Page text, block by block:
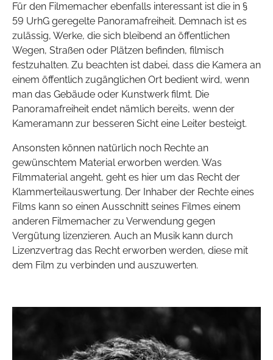
Für den Filmemacher ebenfalls interessant ist die in §
59 UrhG geregelte Panoramafreiheit. Demnach ist es
zulässig, Werke, die sich bleibend an öffentlichen
Wegen, Straßen oder Plätzen befinden, filmisch
festzuhalten. Zu beachten ist dabei, dass die Kamera an
einem öffentlich zugänglichen Ort bedient wird, wenn
man das Gebäude oder Kunstwerk filmt. Die
Panoramafreiheit endet nämlich bereits, wenn der
Kameramann zur besseren Sicht eine Leiter besteigt.
Ansonsten können natürlich noch Rechte an
gewünschtem Material erworben werden. Was
Filmmaterial angeht, geht es hier um das Recht der
Klammerteilauswertung. Der Inhaber der Rechte eines
Films kann so einen Ausschnitt seines Filmes einem
anderen Filmemacher zu Verwendung gegen
Vergütung lizenzieren. Auch an Musik kann durch
Lizenzvertrag das Recht erworben werden, diese mit
dem Film zu verbinden und auszuwerten.